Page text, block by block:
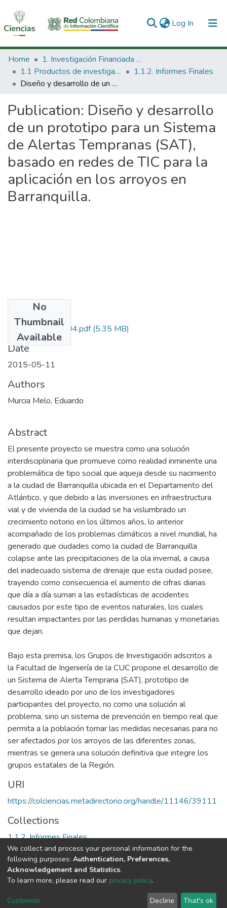
Log In (current)
Communities & Collections
All of DSpace
Home
1. Investigación Financiada con Recursos Públicos
1.1 Productos de investigación
1.1.2. Informes Finales
Diseño y desarrollo de un prototipo para un Sistema de Alertas Tempranas (SAT), basado en redes de TIC para la aplicación en los arroyos en Barranquilla.
Publication: Diseño y desarrollo
de un prototipo para un Sistema
de Alertas Tempranas (SAT),
basado en redes de TIC para la
aplicación en los arroyos en
Barranquilla.
No
Thumbnail
Available
141156934804.pdf(5.35 MB)
Date
2015-05-11
Authors
Murcia Melo, Eduardo
Abstract
El presente proyecto se muestra como una solución
interdisciplinaria que promueve como realidad inminente una
problemática de tipo social que aqueja desde su nacimiento
a la ciudad de Barranquilla ubicada en el Departamento del
Atlántico, y que debido a las inversiones en infraestructura
vial y de vivienda de la ciudad se ha vislumbrado un
crecimiento notorio en los últimos años, lo anterior
acompañado de los problemas climáticos a nivel mundial, ha
generado que ciudades como la ciudad de Barranquilla
colapse ante las precipitaciones de la ola invernal, a causa
del inadecuado sistema de drenaje que esta ciudad posee,
trayendo como consecuencia el aumento de cifras diarias
que día a día suman a las estadísticas de accidentes
causados por este tipo de eventos naturales, los cuales
resultan impactantes por las perdidas humanas y monetarias
que dejan.
Bajo esta premisa, los Grupos de Investigación adscritos a
la Facultad de Ingeniería de la CUC propone el desarrollo de
un Sistema de Alerta Temprana (SAT), prototipo de
desarrollo ideado por uno de los investigadores
participantes del proyecto, no como una solución al
problema, sino un sistema de prevención en tiempo real que
permita a la población tomar las medidas necesarias para no
ser afectados por los arroyos de las diferentes zonas,
mientras se genera una solución definitiva que integre los
grupos estatales de la Región.
URI
https://colciencias.metadirectorio.org/handle/11146/39111
Collections
1.1.2. Informes Finales
Full item page
DSpace software copyright © 2002-2026
Cookie
End User
Send
We collect and process your personal information for the
following purposes: Authentication, Preferences,
Acknowledgement and Statistics.
To learn more, please read our privacy policy.
Customize Decline That's ok